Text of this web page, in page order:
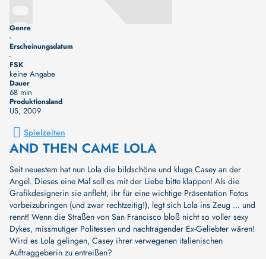
Genre
-
Erscheinungsdatum
-
FSK
keine Angabe
Dauer
68 min
Produktionsland
US, 2009
Spielzeiten
AND THEN CAME LOLA
Seit neuestem hat nun Lola die bildschöne und kluge Casey an der
Angel. Dieses eine Mal soll es mit der Liebe bitte klappen! Als die
Grafikdesignerin sie anfleht, ihr für eine wichtige Präsentation Fotos
vorbeizubringen (und zwar rechtzeitig!), legt sich Lola ins Zeug ... und
rennt! Wenn die Straßen von San Francisco bloß nicht so voller sexy
Dykes, missmutiger Politessen und nachtragender Ex-Geliebter wären!
Wird es Lola gelingen, Casey ihrer verwegenen italienischen
Auftraggeberin zu entreißen?